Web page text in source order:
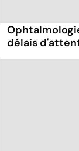
délais